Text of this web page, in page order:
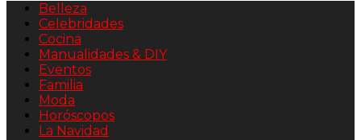
Belleza
Celebridades
Cocina
Manualidades & DIY
Eventos
Familia
Moda
Horóscopos
La Navidad